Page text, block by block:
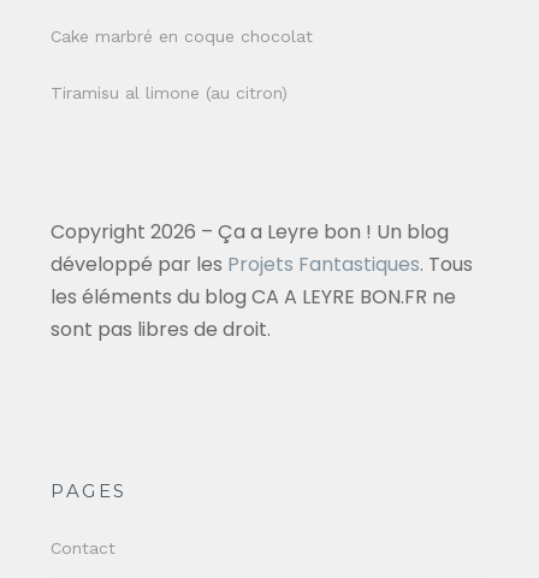
Cake marbré en coque chocolat
Tiramisu al limone (au citron)
Copyright 2026 – Ça a Leyre bon ! Un blog
développé par les Projets Fantastiques. Tous
les éléments du blog CA A LEYRE BON.FR ne
sont pas libres de droit.
PAGES
Contact